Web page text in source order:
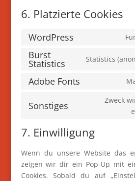
6. Platzierte Cookies
WordPress
Burst
Statistics Statistics
Adobe Fonts
Sonstiges
Zweck
7. Einwilligung
Wenn du unsere Website das
zeigen wir dir ein Pop-Up mit
Cookies. Sobald du auf